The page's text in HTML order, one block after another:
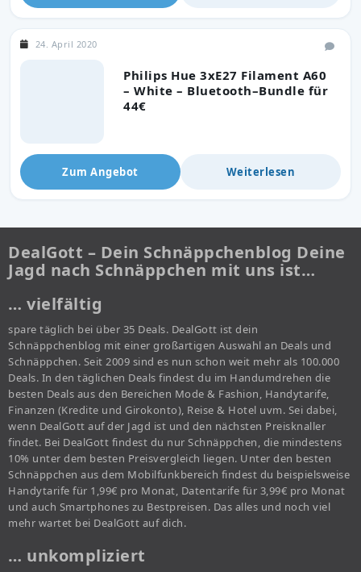
Philips Hue 3xE27 Filament A60
– White – Bluetooth–Bundle für
44€
24. April 2020
Zum Angebot Weiterlesen
DealGott – Dein Schnäppchenblog Deine
Jagd nach Schnäppchen mit uns ist…
… vielfältig
spare täglich bei über 35 Deals. DealGott ist dein
Schnäppchenblog mit einer großartigen Auswahl an Deals und
Schnäppchen. Seit 2009 sind es nun schon weit mehr als 100.000
Deals. In den täglichen Deals findest du im Handumdrehen die
besten Deals aus den Bereichen Mode & Fashion, Handytarife,
Finanzen (Kredite und Girokonto), Reise & Hotel uvm. Sei dabei,
wenn DealGott auf der Jagd ist und den nächsten Preisknaller
findet. Bei DealGott findest du nur Schnäppchen, die mindestens
10% unter dem besten Preisvergleich liegen. Unter den besten
Schnäppchen aus dem Mobilfunkbereich findest du beispielsweise
Handytarife für 1,99€ pro Monat, Datentarife für 3,99€ pro Monat
und auch Smartphones zu Bestpreisen. Das alles und noch viel
mehr wartet bei DealGott auf dich.
… unkompliziert